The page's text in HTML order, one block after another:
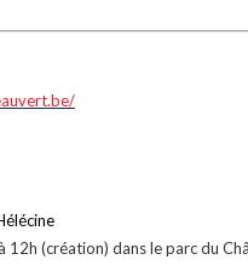
(création) dans le parc du